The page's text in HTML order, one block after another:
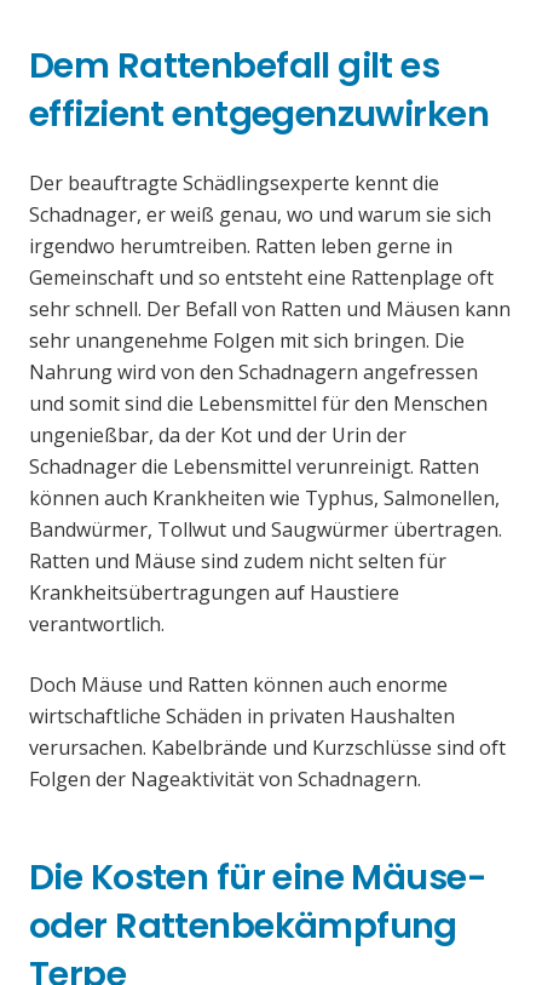
Dem Rattenbefall gilt es
effizient entgegenzuwirken
Der beauftragte Schädlingsexperte kennt die
Schadnager, er weiß genau, wo und warum sie sich
irgendwo herumtreiben. Ratten leben gerne in
Gemeinschaft und so entsteht eine Rattenplage oft
sehr schnell. Der Befall von Ratten und Mäusen kann
sehr unangenehme Folgen mit sich bringen. Die
Nahrung wird von den Schadnagern angefressen
und somit sind die Lebensmittel für den Menschen
ungenießbar, da der Kot und der Urin der
Schadnager die Lebensmittel verunreinigt. Ratten
können auch Krankheiten wie Typhus, Salmonellen,
Bandwürmer, Tollwut und Saugwürmer übertragen.
Ratten und Mäuse sind zudem nicht selten für
Krankheitsübertragungen auf Haustiere
verantwortlich.
Doch Mäuse und Ratten können auch enorme
wirtschaftliche Schäden in privaten Haushalten
verursachen. Kabelbrände und Kurzschlüsse sind oft
Folgen der Nageaktivität von Schadnagern.
Die Kosten für eine Mäuse-
oder Rattenbekämpfung
Terpe